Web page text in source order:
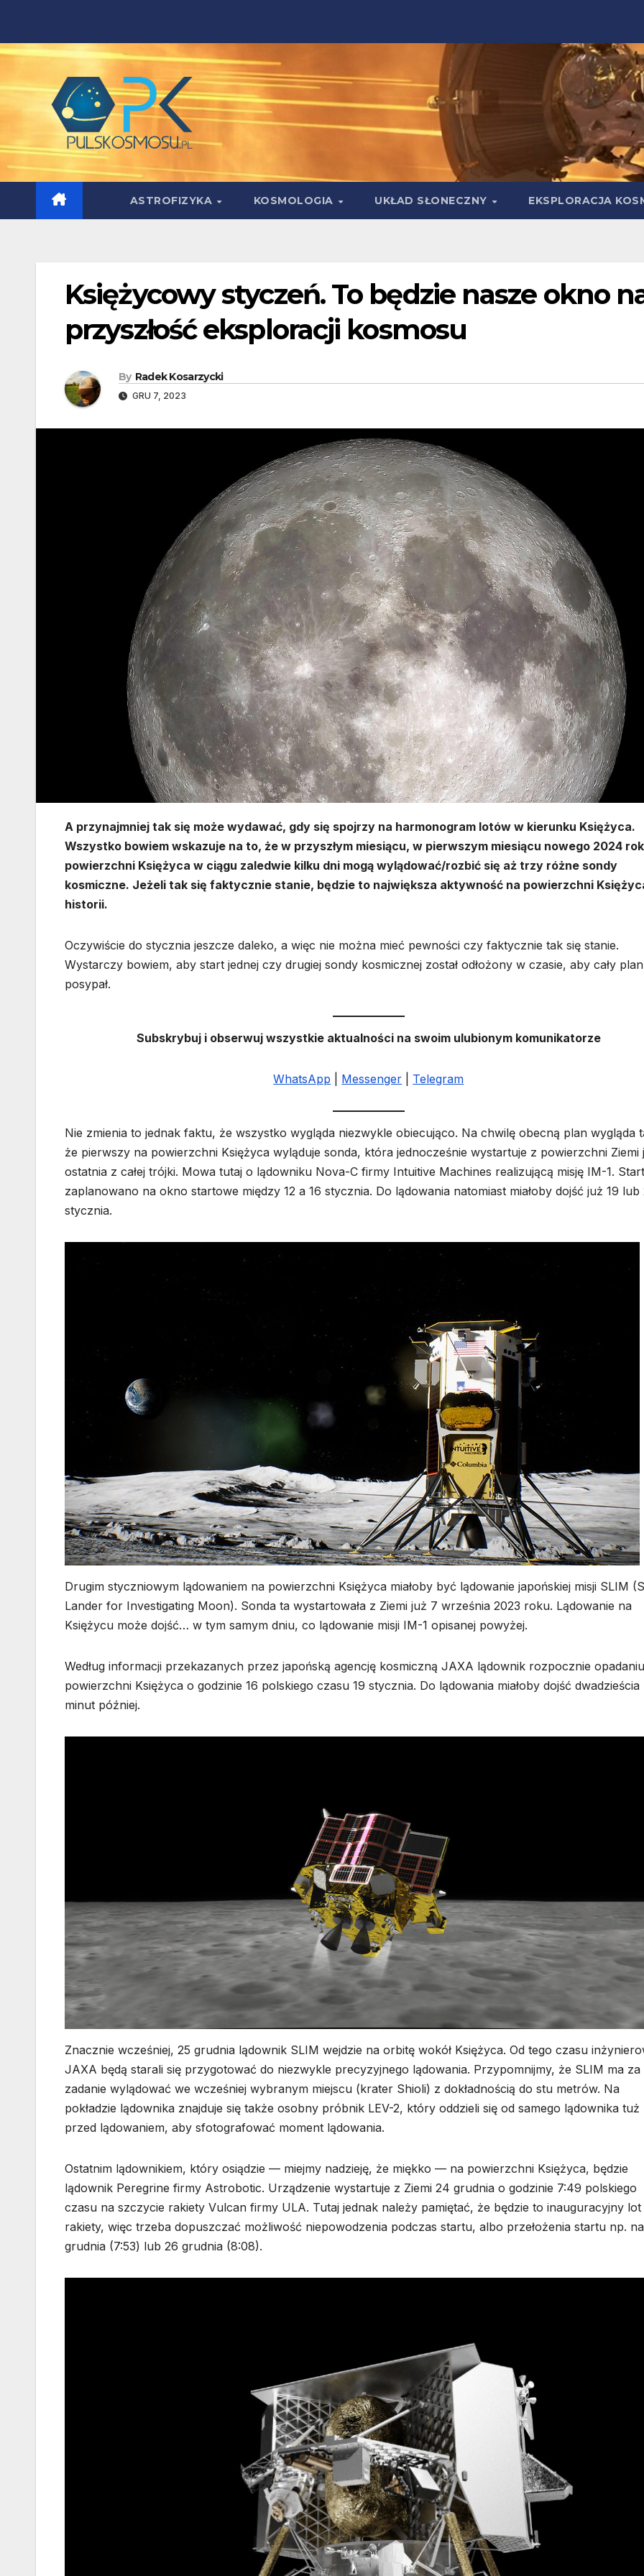
content
ASTROFIZYKA KOSMOLOGIA UKŁAD SŁONECZNY EKSPLORACJA
Księżycowy styczeń. To będzie nasze okno
przyszłość eksploracji kosmosu
By Radek Kosarzycki
GRU 7, 2023
A przynajmniej tak się może wydawać, gdy się spojrzy na harmonogram lotów w kierunku Księżyca.
Wszystko bowiem wskazuje na to, że w przyszłym miesiącu, w pierwszym miesiącu nowego 2024
powierzchni Księżyca w ciągu zaledwie kilku dni mogą wylądować/rozbić się aż trzy różne sondy
kosmiczne. Jeżeli tak się faktycznie stanie, będzie to największa aktywność na powierzchni
historii.
Oczywiście do stycznia jeszcze daleko, a więc nie można mieć pewności czy faktycznie tak się stanie.
Wystarczy bowiem, aby start jednej czy drugiej sondy kosmicznej został odłożony w czasie, aby cały
posypał.
Subskrybuj i obserwuj wszystkie aktualności na swoim ulubionym komunikatorze
WhatsApp Messenger Telegram
Nie zmienia to jednak faktu, że wszystko wygląda niezwykle obiecująco. Na chwilę obecną plan wygląda
że pierwszy na powierzchni Księżyca wyląduje sonda, która jednocześnie wystartuje z powierzchni Ziemi
ostatnia z całej trójki. Mowa tutaj o lądowniku Nova-C firmy Intuitive Machines realizującą misję IM-1.
zaplanowano na okno startowe między 12 a 16 stycznia. Do lądowania natomiast miałoby dojść już 19 lub
stycznia.
Drugim styczniowym lądowaniem na powierzchni Księżyca miałoby być lądowanie japońskiej misji SLIM
Lander for Investigating Moon). Sonda ta wystartowała z Ziemi już 7 września 2023 roku. Lądowanie na
Księżycu może dojść… w tym samym dniu, co lądowanie misji IM-1 opisanej powyżej.
Według informacji przekazanych przez japońską agencję kosmiczną JAXA lądownik rozpocznie
powierzchni Księżyca o godzinie 16 polskiego czasu 19 stycznia. Do lądowania miałoby dojść dwadzieścia
minut później.
Znacznie wcześniej, 25 grudnia lądownik SLIM wejdzie na orbitę wokół Księżyca. Od tego czasu
JAXA będą starali się przygotować do niezwykle precyzyjnego lądowania. Przypomnijmy, że SLIM ma za
zadanie wylądować we wcześniej wybranym miejscu (krater Shioli) z dokładnością do stu metrów. Na
pokładzie lądownika znajduje się także osobny próbnik LEV-2, który oddzieli się od samego lądownika tuż
przed lądowaniem, aby sfotografować moment lądowania.
Ostatnim lądownikiem, który osiądzie — miejmy nadzieję, że miękko — na powierzchni Księżyca, będzie
lądownik Peregrine firmy Astrobotic. Urządzenie wystartuje z Ziemi 24 grudnia o godzinie 7:49 polskiego
czasu na szczycie rakiety Vulcan firmy ULA. Tutaj jednak należy pamiętać, że będzie to inauguracyjny lot
rakiety, więc trzeba dopuszczać możliwość niepowodzenia podczas startu, albo przełożenia startu np.
grudnia (7:53) lub 26 grudnia (8:08).